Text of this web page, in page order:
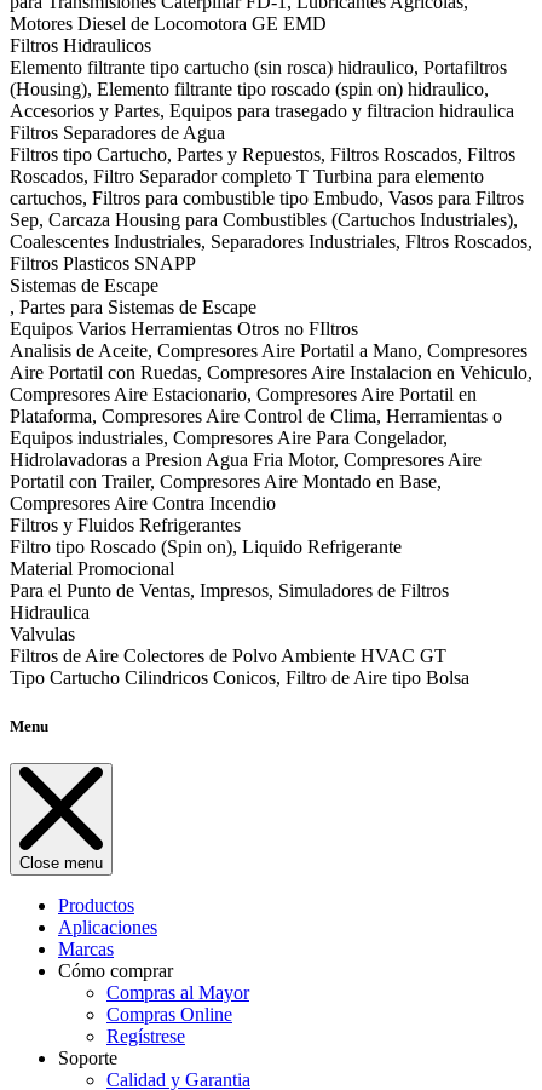
Motores Diesel de Locomotora GE EMD
Filtros Hidraulicos
Elemento filtrante tipo cartucho (sin rosca) hidraulico, Portafiltros
(Housing), Elemento filtrante tipo roscado (spin on) hidraulico,
Accesorios y Partes, Equipos para trasegado y filtracion hidraulica
Filtros Separadores de Agua
Filtros tipo Cartucho, Partes y Repuestos, Filtros Roscados, Filtros
Roscados, Filtro Separador completo T Turbina para elemento
cartuchos, Filtros para combustible tipo Embudo, Vasos para Filtros
Sep, Carcaza Housing para Combustibles (Cartuchos Industriales),
Coalescentes Industriales, Separadores Industriales, Fltros Roscados,
Filtros Plasticos SNAPP
Sistemas de Escape
, Partes para Sistemas de Escape
Equipos Varios Herramientas Otros no FIltros
Analisis de Aceite, Compresores Aire Portatil a Mano, Compresores
Aire Portatil con Ruedas, Compresores Aire Instalacion en Vehiculo,
Compresores Aire Estacionario, Compresores Aire Portatil en
Plataforma, Compresores Aire Control de Clima, Herramientas o
Equipos industriales, Compresores Aire Para Congelador,
Hidrolavadoras a Presion Agua Fria Motor, Compresores Aire
Portatil con Trailer, Compresores Aire Montado en Base,
Compresores Aire Contra Incendio
Filtros y Fluidos Refrigerantes
Filtro tipo Roscado (Spin on), Liquido Refrigerante
Material Promocional
Para el Punto de Ventas, Impresos, Simuladores de Filtros
Hidraulica
Valvulas
Filtros de Aire Colectores de Polvo Ambiente HVAC GT
Tipo Cartucho Cilindricos Conicos, Filtro de Aire tipo Bolsa
Menu
Close menu
Productos
Aplicaciones
Marcas
Cómo comprar
Compras al Mayor
Compras Online
Regístrese
Soporte
Calidad y Garantia